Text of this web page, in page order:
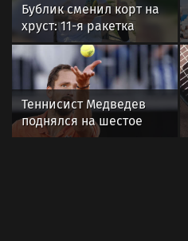
Бублик сменил корт на
хруст: 11-я ракетка
мира зажгла на Дне
Огурца в Суздале
Теннисист Медведев
поднялся на шестое
место в рейтинге ATP